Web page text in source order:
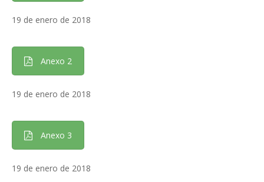
19 de enero de 2018
Anexo 2
19 de enero de 2018
Anexo 3
19 de enero de 2018